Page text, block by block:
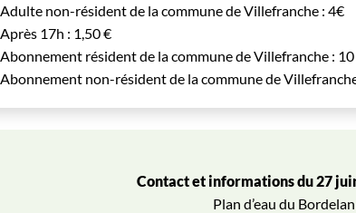
Adulte non-résident de la commune de Villefranche : 4€
Après 17h : 1,50 €
Abonnement résident de la commune de Villefranche :
Abonnement non-résident de la commune de
Contact et informations du 27
Plan d’eau du Bordelan